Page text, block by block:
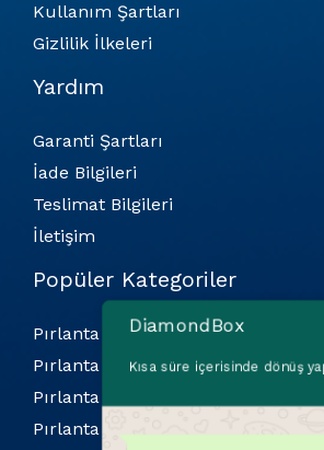
Kullanım Şartları
Gizlilik İlkeleri
Yardım
Garanti Şartları
İade Bilgileri
Teslimat Bilgileri
İletişim
Popüler Kategoriler
Pırlanta Bilekliler
Pırlanta Kolyeler
Pırlanta Küpeler
Pırlanta Yüzükler
DiamondBox
Kısa süre içerisinde dönüş